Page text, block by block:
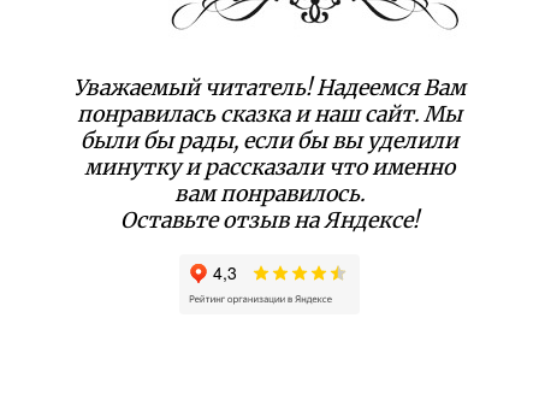
Уважаемый читатель! Надеемся Вам
понравилась сказка и наш сайт. Мы
были бы рады, если бы вы уделили
минутку и рассказали что именно
вам понравилось.
Оставьте отзыв на Яндексе!